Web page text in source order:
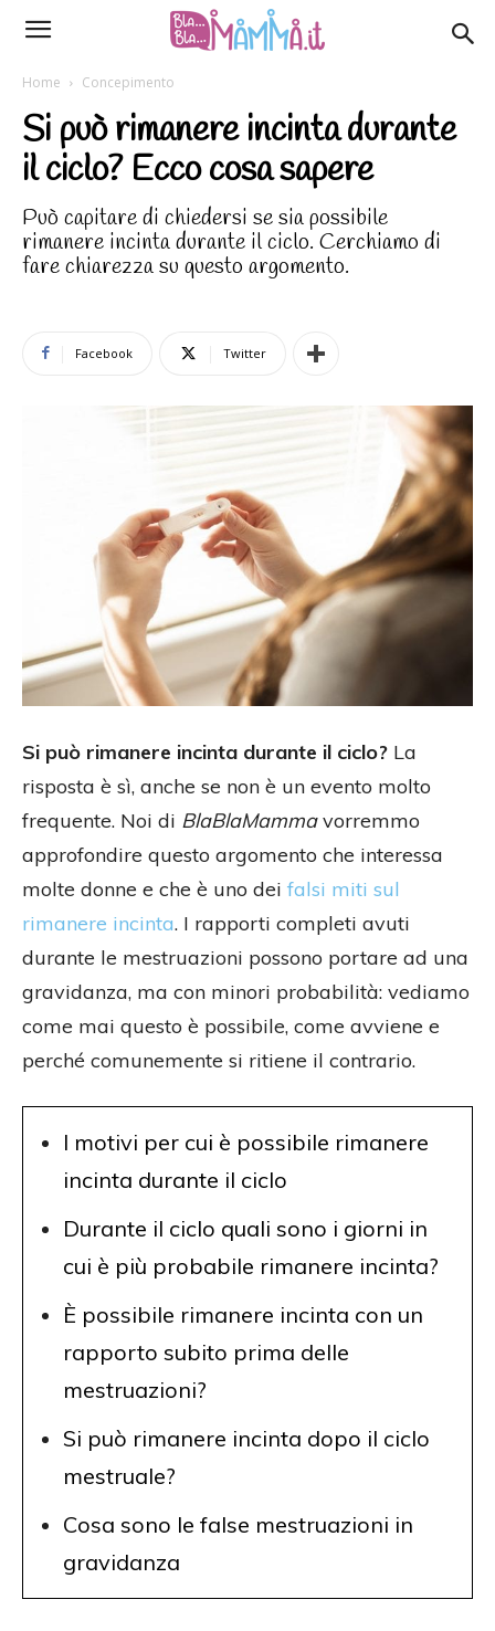
Home Concepimento
Si può rimanere incinta durante
il ciclo? Ecco cosa sapere
Può capitare di chiedersi se sia possibile
rimanere incinta durante il ciclo. Cerchiamo di
fare chiarezza su questo argomento.
Facebook Twitter
Si può rimanere incinta durante il ciclo? La
risposta è sì, anche se non è un evento molto
frequente. Noi di BlaBlaMammavorremmo
approfondire questo argomento che interessa
molte donne e che è uno dei falsi miti sul
rimanere incinta. I rapporti completi avuti
durante le mestruazioni possono portare ad una
gravidanza, ma con minori probabilità: vediamo
come mai questo è possibile, come avviene e
perché comunemente si ritiene il contrario.
I motivi per cui è possibile rimanere
incinta durante il ciclo
Durante il ciclo quali sono i giorni in
cui è più probabile rimanere incinta?
È possibile rimanere incinta con un
rapporto subito prima delle
mestruazioni?
Si può rimanere incinta dopo il ciclo
mestruale?
Cosa sono le false mestruazioni in
gravidanza